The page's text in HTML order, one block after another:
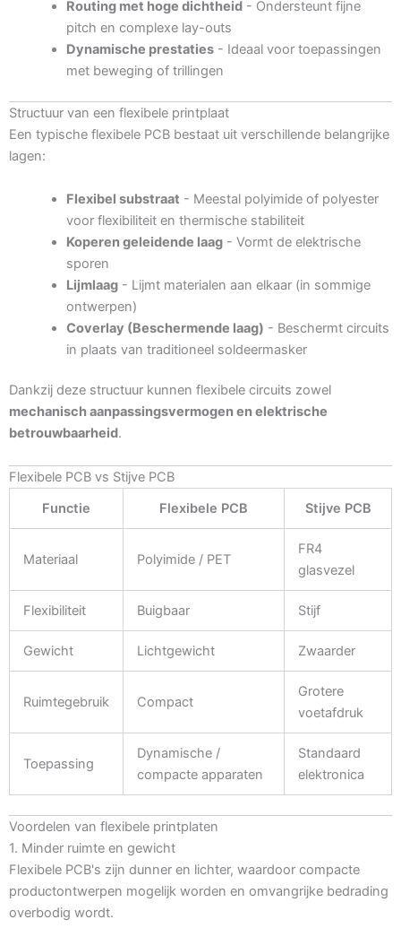
Routing met hoge dichtheid - Ondersteunt fijne
pitch en complexe lay-outs
Dynamische prestaties- Ideaal voor toepassingen
met beweging of trillingen
Structuur van een flexibele printplaat
Een typische flexibele PCB bestaat uit verschillende belangrijke
lagen:
Flexibel substraat - Meestal polyimide of polyester
voor flexibiliteit en thermische stabiliteit
Koperen geleidende laag- Vormt de elektrische
sporen
Lijmlaag- Lijmt materialen aan elkaar (in sommige
ontwerpen)
Coverlay (Beschermende laag) - Beschermt circuits
in plaats van traditioneel soldeermasker
Dankzij deze structuur kunnen flexibele circuits zowel
mechanisch aanpassingsvermogen en elektrische
betrouwbaarheid.
Flexibele PCB vs Stijve PCB
Functie
Flexibele PCB Stijve PCB
Materiaal Polyimide / PET
FR4
glasvezel
Flexibiliteit Buigbaar Stijf
Gewicht Lichtgewicht Zwaarder
Ruimtegebruik Compact
Grotere
voetafdruk
Toepassing
Dynamische /
compacte apparaten
Standaard
elektronica
Voordelen van flexibele printplaten
1. Minder ruimte en gewicht
Flexibele PCB's zijn dunner en lichter, waardoor compacte
productontwerpen mogelijk worden en omvangrijke bedrading
overbodig wordt.